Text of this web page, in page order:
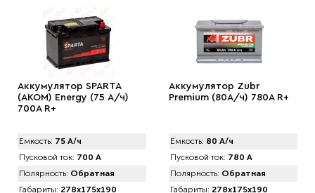
Аккумулятор SPARTA
(АKOM) Energy (75 А/ч)
700A R+
Емкость: 75 А/ч
Пусковой ток: 700 А
Полярность: Обратная
Габариты: 278x175x190
Аккумулятор Zubr
Premium (80А/ч) 780А R+
Емкость: 80 А/ч
Пусковой ток: 780 А
Полярность: Обратная
Габариты: 278x175x190